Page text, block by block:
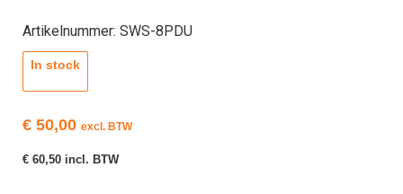
Artikelnummer: SWS-8PDU
In stock
€ 50,00 excl. BTW
€ 60,50 incl. BTW